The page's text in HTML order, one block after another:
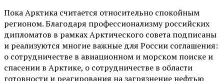
Пока Арктика считается относительно спокойным
регионом. Благодаря профессионализму российских
дипломатов в рамках Арктического совета подписаны
и реализуются многие важные для России соглашения:
о сотрудничестве в авиационном и морском поиске и
спасении в Арктике, о сотрудничестве в области
готовности и реагирования на загрязнение нефтью